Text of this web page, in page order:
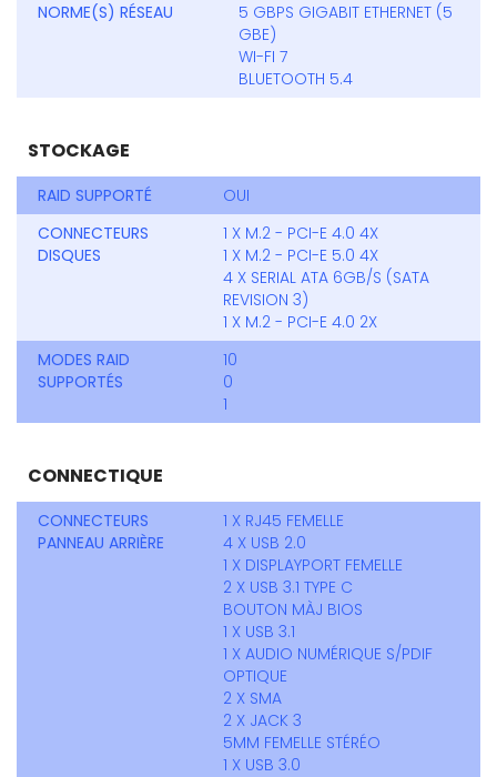
NORME(S) RÉSEAU
5 GBPS GIGABIT ETHERNET (5
GBE)
WI-FI 7
BLUETOOTH 5.4
STOCKAGE
RAID SUPPORTÉ
OUI
CONNECTEURS
DISQUES
1 X M.2 - PCI-E 4.0 4X
1 X M.2 - PCI-E 5.0 4X
4 X SERIAL ATA 6GB/S (SATA
REVISION 3)
1 X M.2 - PCI-E 4.0 2X
MODES RAID
SUPPORTÉS
10
0
1
CONNECTIQUE
CONNECTEURS
PANNEAU ARRIÈRE
1 X RJ45 FEMELLE
4 X USB 2.0
1 X DISPLAYPORT FEMELLE
2 X USB 3.1 TYPE C
BOUTON MÀJ BIOS
1 X USB 3.1
1 X AUDIO NUMÉRIQUE S/PDIF
OPTIQUE
2 X SMA
2 X JACK 3
5MM FEMELLE STÉRÉO
1 X USB 3.0